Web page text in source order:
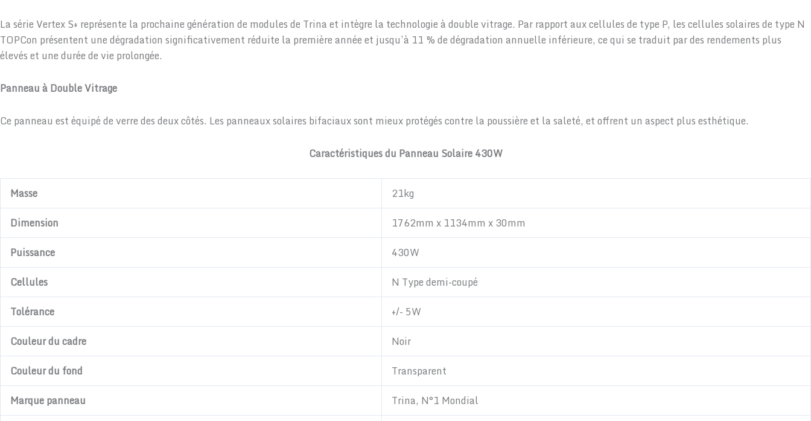
La série Vertex S+ représente la prochaine génération de modules de Trina et intègre la technologie à double vitrage. Par rapport aux cellules de type P, les cellules solaires de type N
TOPCon présentent une dégradation significativement réduite la première année et jusqu’à 11 % de dégradation annuelle inférieure, ce qui se traduit par des rendements plus
élevés et une durée de vie prolongée.
Panneau à Double Vitrage
Ce panneau est équipé de verre des deux côtés. Les panneaux solaires bifaciaux sont mieux protégés contre la poussière et la saleté, et offrent un aspect plus esthétique.
Caractéristiques du Panneau Solaire 430W
Masse
21kg
Dimension
1762mm x 1134mm x 30mm
Puissance
430W
Cellules
N Type demi-coupé
Tolérance
+/- 5W
Couleur du cadre
Noir
Couleur du fond
Transparent
Marque panneau
Trina, N°1 Mondial